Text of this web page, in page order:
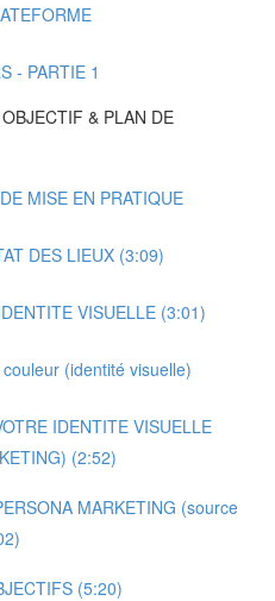
- PARTIE 1
& PLAN DE
MISE EN PRATIQUE
DES LIEUX (3:09)
VISUELLE (3:01)
(identité visuelle)
IDENTITE VISUELLE
(2:52)
MARKETING (source
(5:20)